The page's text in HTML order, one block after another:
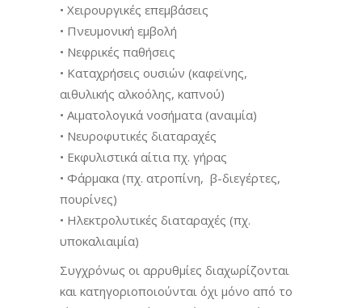
• Χειρουργικές επεμβάσεις
• Πνευμονική εμβολή
• Νεφρικές παθήσεις
• Καταχρήσεις ουσιών (καφεϊνης,
αιθυλικής αλκοόλης, καπνού)
• Αιματολογικά νοσήματα (αναιμία)
• Νευροφυτικές διαταραχές
• Εκφυλιστικά αίτια πχ. γήρας
• Φάρμακα (πχ. ατροπίνη, β-διεγέρτες,
πουρίνες)
• Ηλεκτρολυτικές διαταραχές (πχ.
υποκαλιαιμία)
Συγχρόνως οι αρρυθμίες διαχωρίζονται
και κατηγοριοποιούνται όχι μόνο από το